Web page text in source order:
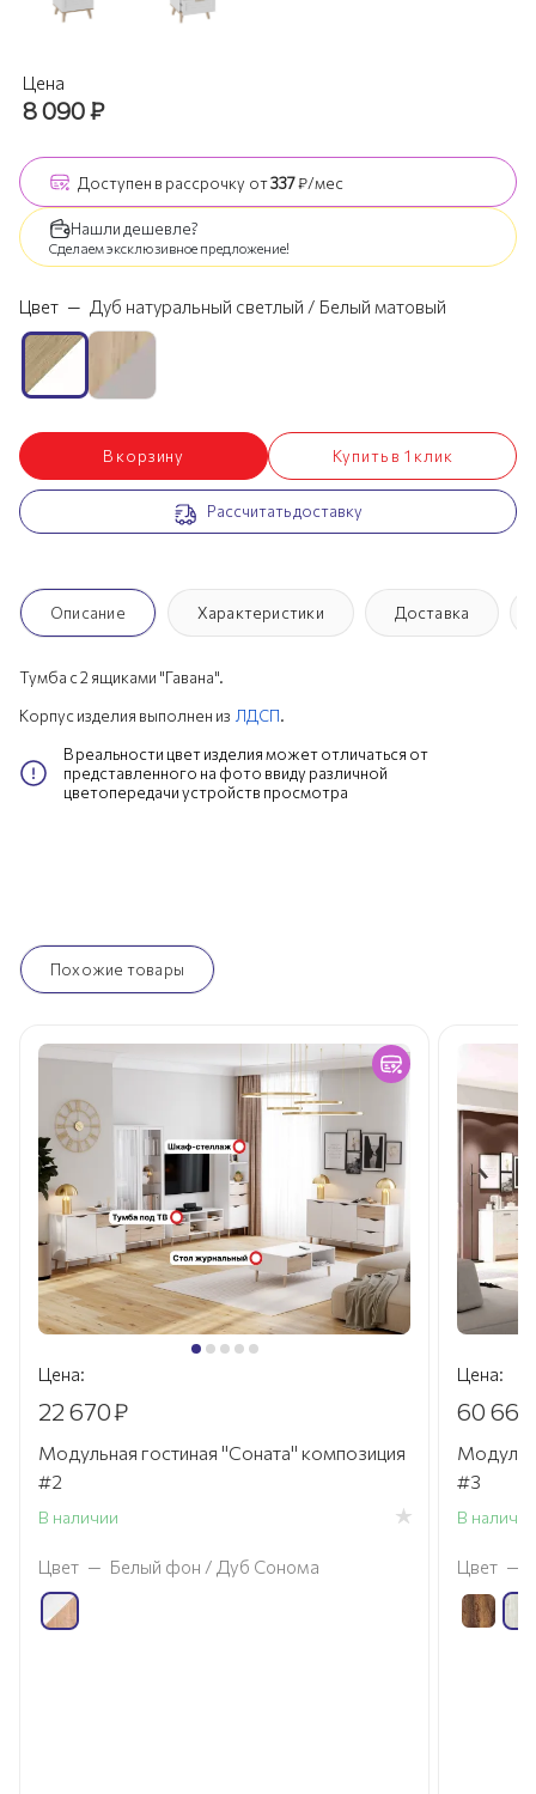
Цена
8 090₽
Доступен в рассрочку от337₽/мес
Нашли дешевле?
Сделаем эксклюзивное предложение!
Цвет — Дуб натуральный светлый / Белый матовый
В корзину Купить в 1 клик
Рассчитать доставку
Описание Характеристики Доставка
Тумба с 2 ящиками "Гавана".
Корпус изделия выполнен из ЛДСП.
В реальности цвет изделия может отличаться от
представленного на фото ввиду различной
цветопередачи устройств просмотра
Похожие товары
Цена:
22 670₽
Модульная гостиная "Соната" композиция
#2
В наличии
Цвет — Белый фон / Дуб Сонома
Цена:
60 660
#3
В наличии
Цвет —